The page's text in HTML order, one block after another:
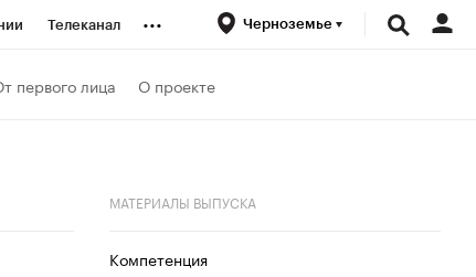
Телеканал ... Черноземье
первого лица О проекте
МАТЕРИАЛЫ ВЫПУСКА
Компетенция